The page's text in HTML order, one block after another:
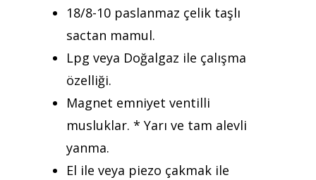
18/8-10 paslanmaz çelik taşlı
sactan mamul.
Lpg veya Doğalgaz ile çalışma
özelliği.
Magnet emniyet ventilli
musluklar. * Yarı ve tam alevli
yanma.
El ile veya piezo çakmak ile
Teklif Al